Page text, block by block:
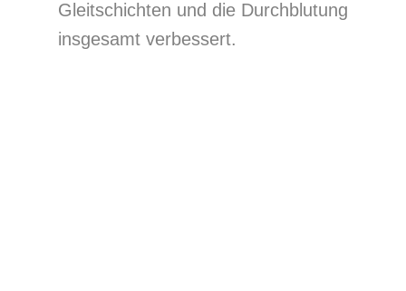
Gleitschichten und die Durchblutung
insgesamt verbessert.